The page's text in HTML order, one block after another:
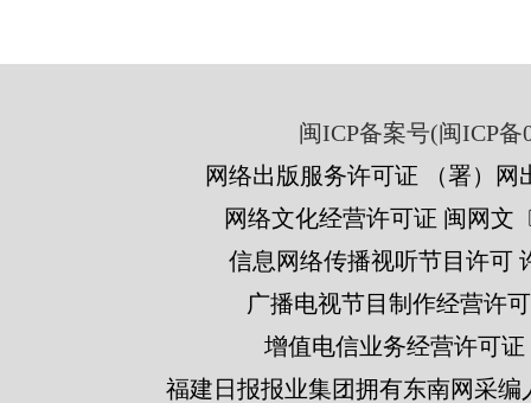
闽ICP备案号(闽ICP备
网络出版服务许可证 （署）网
网络文化经营许可证 闽网文
信息网络传播视听节目许可
广播电视节目制作经营许
增值电信业务经营许可证
福建日报报业集团拥有东南网采